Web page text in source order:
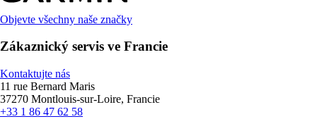
Objevte všechny naše značky
Zákaznický servis ve Francie
Kontaktujte nás
11 rue Bernard Maris
37270 Montlouis-sur-Loire, Francie
+33 1 86 47 62 58